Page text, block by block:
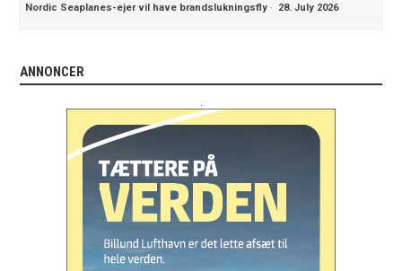
Nordic Seaplanes-ejer vil have brandslukningsfly · 28. July 2026
ANNONCER